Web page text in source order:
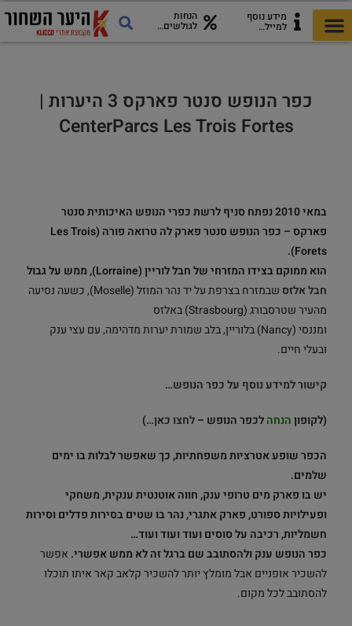
מידע נוסף
למייל…
הנחות
לגולשים…
כפר הנופש סנטר פארקס 3 היערות |
CenterParcs Les Trois Fortes
במאי 2010 נפתח סניף לרשת כפרי הנופש האיכותית סנטר
פארקס – כפר הנופש סנטר פארק לה טרואה פורה (Les Trois
Forets).
הוא ממוקם בצידו המזרחי של חבל לוריין (Lorraine), ממש על גבול
חבל אלזס
שבמזרח בצרפת על יד נהר המוזל (Moselle), כשעה נסיעה
מהעיר שטרסבורג (Strasbourg) באלזס
ומננסי (Nancy) בלוריין, בלב שמורת יערות מדהימה, עם עצי ענק
ובעלי חיים.
קישור למידע נוסף על כפר הנופש…
(לקופוןהנחהלכפר הנופש –לחצו כאן…)
הכפר שופע אטרציות משפחתיות, כך שאפשר לבלות בו ימים
שלמים.
יש בו פארק מים טרופי ענק, חווה אוטנטית ענקית, משחקי
ופעילויות ספורט, פארק אתגרי, נהר בו שטים בסירות פדלים וסירות
חשמליות, רכיבה על סוסים ועוד ועוד ועוד…
כפר הנופש ענק ולהסתובב שם ברגל זה לא ממש אפשרי. אפשר
להשכיר אופניים אבל מומלץ יותר להשכיר קלאב קאר איתו תוכלו
להסתובב לכל מקום.